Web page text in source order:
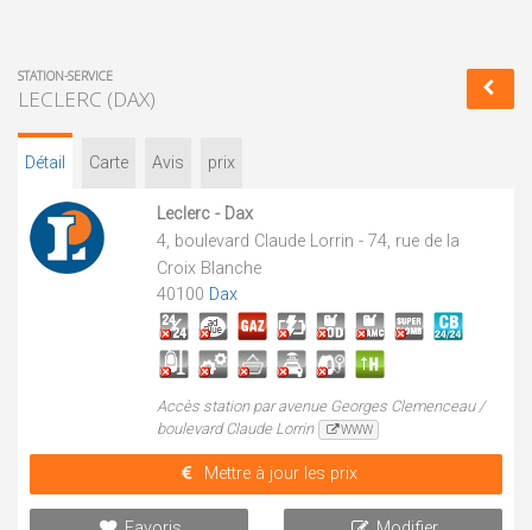
STATION-SERVICE
LECLERC (DAX)
Détail Carte Avis prix
Leclerc - Dax
4, boulevard Claude Lorrin - 74, rue de la
Croix Blanche
40100 Dax
Accès station par avenue Georges Clemenceau /
boulevard Claude Lorrin
WWW
Mettre à jour les prix